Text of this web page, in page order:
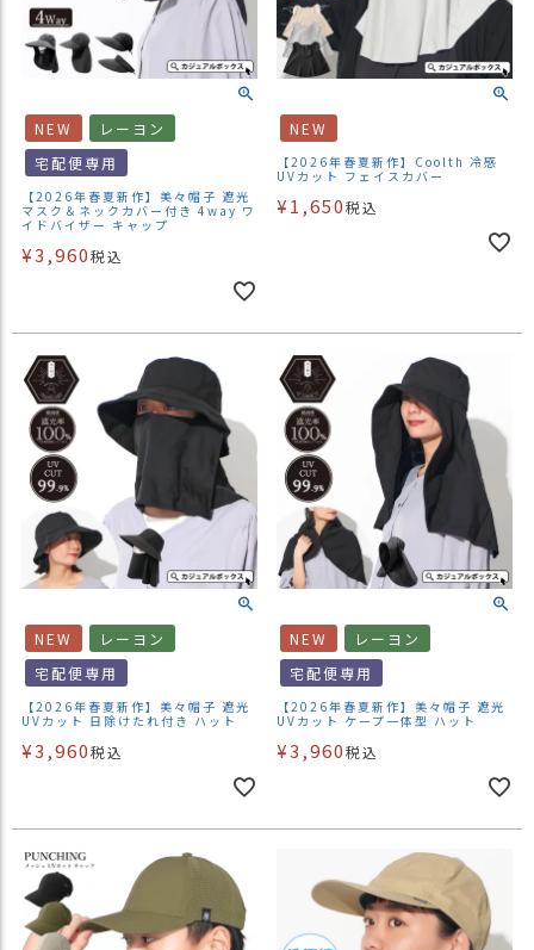
NEW
レーヨン
宅配便専用
【2026年春夏新作】美々帽子 遮光
マスク＆ネックカバー付き 4way ワ
イドバイザー キャップ
¥3,960税込
NEW
【2026年春夏新作】Coolth 冷感
UVカット フェイスカバー
¥1,650税込
NEW
レーヨン
宅配便専用
【2026年春夏新作】美々帽子 遮光
UVカット 日除けたれ付き ハット
¥3,960税込
NEW
レーヨン
宅配便専用
【2026年春夏新作】美々帽子 遮光
UVカット ケープ一体型 ハット
¥3,960税込